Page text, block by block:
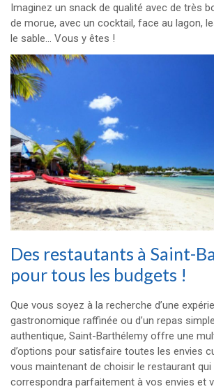
Imaginez un snack de qualité avec de très
de morue, avec un cocktail, face au lagon,
le sable… Vous y êtes !
Des restautants à Saint-
pour tous les budgets !
Que vous soyez à la recherche d’une
gastronomique raffinée ou d’un repas
authentique, Saint-Barthélemy offre une
d’options pour satisfaire toutes les envies
vous maintenant de choisir le restaurant qui
correspondra parfaitement à vos envies et